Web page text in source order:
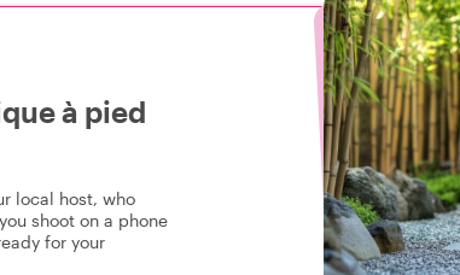
à pied
local host, who
shoot on a phone
for your